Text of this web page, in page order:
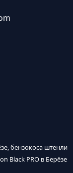
бензокоса штенли
Black PRO в Берёзе